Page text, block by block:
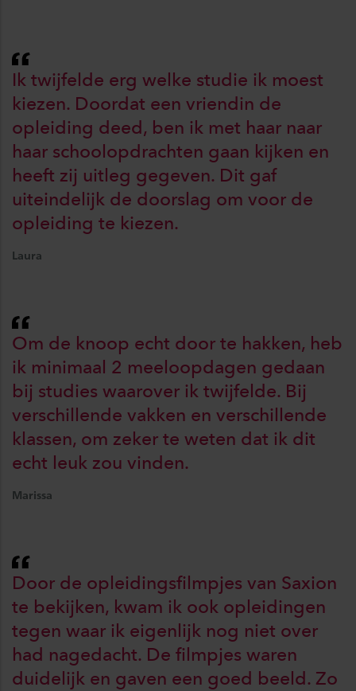
Ik twijfelde erg welke studie ik moest
kiezen. Doordat een vriendin de
opleiding deed, ben ik met haar naar
haar schoolopdrachten gaan kijken en
heeft zij uitleg gegeven. Dit gaf
uiteindelijk de doorslag om voor de
opleiding te kiezen.
Laura
Om de knoop echt door te hakken, heb
ik minimaal 2 meeloopdagen gedaan
bij studies waarover ik twijfelde. Bij
verschillende vakken en verschillende
klassen, om zeker te weten dat ik dit
echt leuk zou vinden.
Marissa
Door de opleidingsfilmpjes van Saxion
te bekijken, kwam ik ook opleidingen
tegen waar ik eigenlijk nog niet over
had nagedacht. De filmpjes waren
duidelijk en gaven een goed beeld. Zo